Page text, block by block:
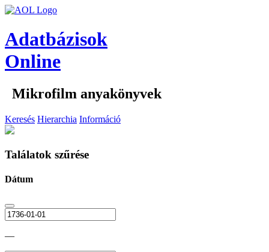
Adatbázisok
Online
Mikrofilm anyakönyvek
Keresés Hierarchia Információ
Találatok szűrése
Dátum
—